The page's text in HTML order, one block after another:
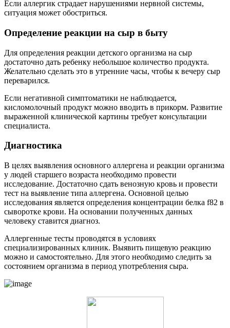
Если аллергик страдает нарушениями нервной системы,
ситуация может обостриться.
Определение реакции на сыр в быту
Для определения реакции детского организма на сыр
достаточно дать ребенку небольшое количество продукта.
Желательно сделать это в утренние часы, чтобы к вечеру сыр
переварился.
Если негативной симптоматики не наблюдается,
кисломолочный продукт можно вводить в прикорм. Развитие
выраженной клинической картины требует консультации
специалиста.
Диагностика
В целях выявления основного аллергена и реакции организма
у людей старшего возраста необходимо провести
исследование. Достаточно сдать венозную кровь и провести
тест на выявление типа аллергена. Основной целью
исследования является определения концентрации белка f82 в
сыворотке крови. На основании полученных данных
человеку ставится диагноз.
Аллергенные тесты проводятся в условиях
специализированных клиник. Выявить пищевую реакцию
можно и самостоятельно. Для этого необходимо следить за
состоянием организма в период употребления сыра.